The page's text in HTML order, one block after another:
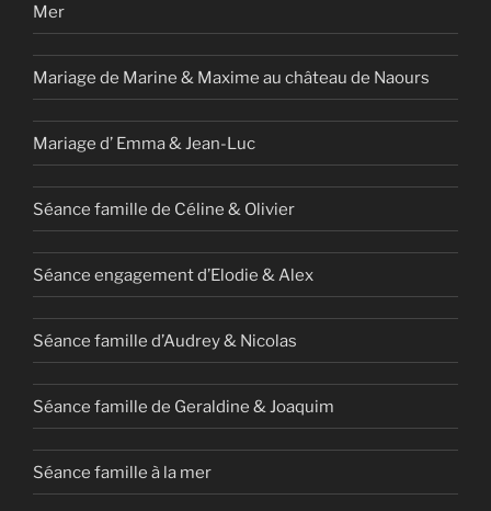
Mer
Mariage de Marine & Maxime au château de Naours
Mariage d’ Emma & Jean-Luc
Séance famille de Céline & Olivier
Séance engagement d’Elodie & Alex
Séance famille d’Audrey & Nicolas
Séance famille de Geraldine & Joaquim
Séance famille à la mer